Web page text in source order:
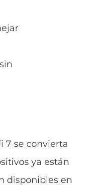
7 se convierta
ya están
disponibles en